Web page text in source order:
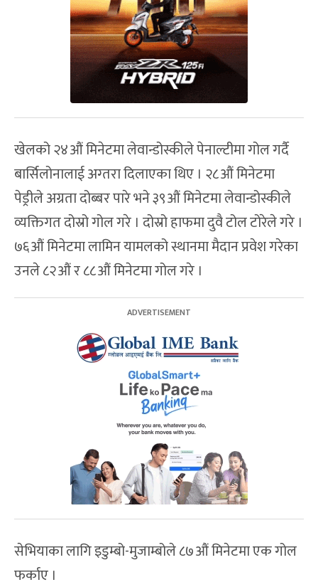
खेलको २४औं मिनेटमा लेवान्डोस्कीले पेनाल्टीमा गोल गर्दै
बार्सिलोनालाई अग्तरा दिलाएका थिए । २८औं मिनेटमा
पेड्रीले अग्रता दोब्बर पारे भने ३९औं मिनेटमा लेवान्डोस्कीले
व्यक्तिगत दोस्रो गोल गरे । दोस्रो हाफमा दुवै टोल टोरेले गरे ।
७६औं मिनेटमा लामिन यामलको स्थानमा मैदान प्रवेश गरेका
उनले ८२औं र ८८औं मिनेटमा गोल गरे ।
सेभियाका लागि इडुम्बो-मुजाम्बोले ८७औं मिनेटमा एक गोल
फर्काए ।